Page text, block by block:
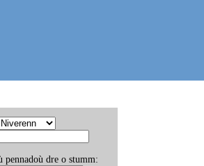
pennadoù dre o stumm: